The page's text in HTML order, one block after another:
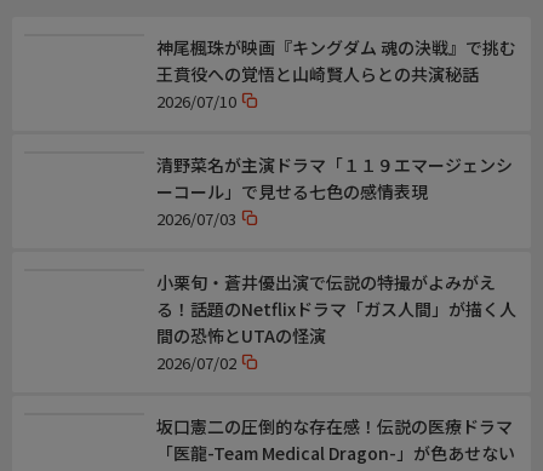
「キングダム」原泰久（集英社「週刊ヤングジャンプ」連載)
映画『キングダム 魂の決戦』 大ヒット上映中!
【公式サイト】kingdom-the-movie.jp/
神尾楓珠が映画『キングダム 魂の決戦』で挑む
王賁役への覚悟と山崎賢人らとの共演秘話
2026/07/10
清野菜名が主演ドラマ「１１９エマージェンシ
ーコール」で見せる七色の感情表現
2026/07/03
小栗旬・蒼井優出演で伝説の特撮がよみがえ
る！話題のNetflixドラマ「ガス人間」が描く人
間の恐怖とUTAの怪演
2026/07/02
坂口憲二の圧倒的な存在感！伝説の医療ドラマ
「医龍-Team Medical Dragon-」が色あせない